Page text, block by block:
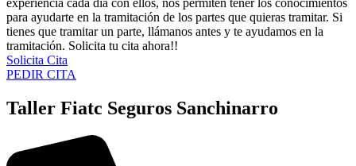
para ayudarte en la tramitación de los partes que quieras tramitar. Si
tienes que tramitar un parte, llámanos antes y te ayudamos en la
tramitación. Solicita tu cita ahora!!
Solicita Cita
PEDIR CITA
Taller Fiatc Seguros Sanchinarro